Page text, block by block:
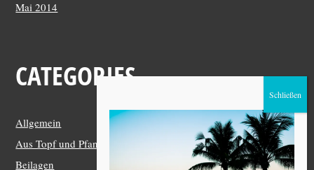
Mai 2014
CATEGORIES
Allgemein
Aus Topf und Pfanne
Beilagen